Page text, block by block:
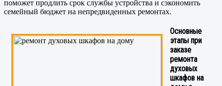
поможет продлить срок службы устройства и сэкономить
семейный бюджет на непредвиденных ремонтах.
Основные
этапы при
заказе
ремонта
духовых
шкафов на